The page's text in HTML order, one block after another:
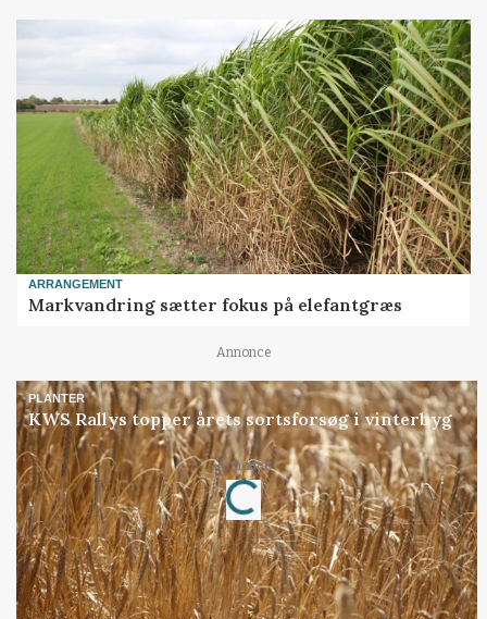
ARRANGEMENT
Markvandring sætter fokus på elefantgræs
Annonce
PLANTER
KWS Rallys topper årets sortsforsøg i vinterbyg
Annonce
Loading...
Jobs